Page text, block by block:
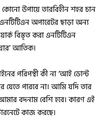
উপায়ে তারবিহীন শহর চান
অপারেটর ছাড়া অন্য
বিস্তৃত করা এনটিটিএন
আতিক।
পরিপন্থী কী না ‘আই ডোন্ট
যেতে পারবে না। আমি যদি তার
বদনাম বেশি হবে। কারণ এই
কাজ করছে।